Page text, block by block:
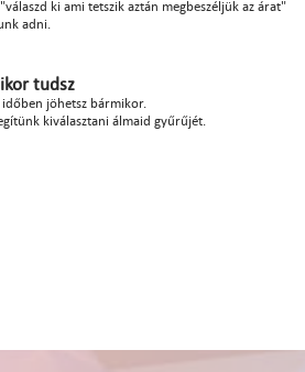
ki ami tetszik aztán megbeszéljük az árat"
adni.
tudsz
jöhetsz bármikor.
kiválasztani álmaid gyűrűjét.